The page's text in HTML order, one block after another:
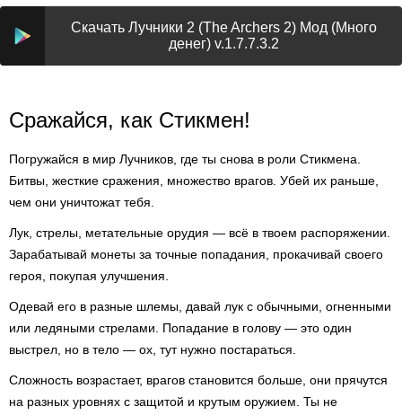
Скачать Лучники 2 (The Archers 2) Мод (Много
денег) v.1.7.7.3.2
Сражайся, как Стикмен!
Погружайся в мир Лучников, где ты снова в роли Стикмена.
Битвы, жесткие сражения, множество врагов. Убей их раньше,
чем они уничтожат тебя.
Лук, стрелы, метательные орудия — всё в твоем распоряжении.
Зарабатывай монеты за точные попадания, прокачивай своего
героя, покупая улучшения.
Одевай его в разные шлемы, давай лук с обычными, огненными
или ледяными стрелами. Попадание в голову — это один
выстрел, но в тело — ох, тут нужно постараться.
Сложность возрастает, врагов становится больше, они прячутся
на разных уровнях с защитой и крутым оружием. Ты не